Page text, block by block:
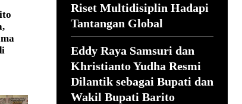
Riset Multidisiplin Hadapi
Tantangan Global
Eddy Raya Samsuri dan
Khristianto Yudha Resmi
Dilantik sebagai Bupati dan
Wakil Bupati Barito